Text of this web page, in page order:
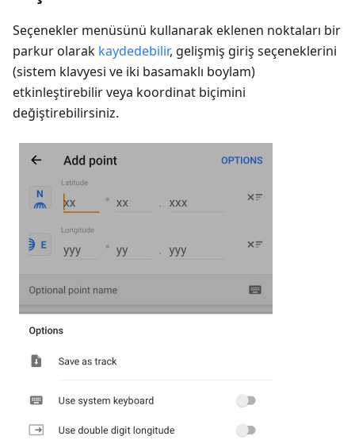
Seçenekler menüsünü kullanarak eklenen noktaları bir
parkur olarak kaydedebilir, gelişmiş giriş seçeneklerini
(sistem klavyesi ve iki basamaklı boylam)
etkinleştirebilir veya koordinat biçimini
değiştirebilirsiniz.